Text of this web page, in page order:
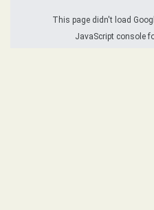
This page didn't load
JavaScript console